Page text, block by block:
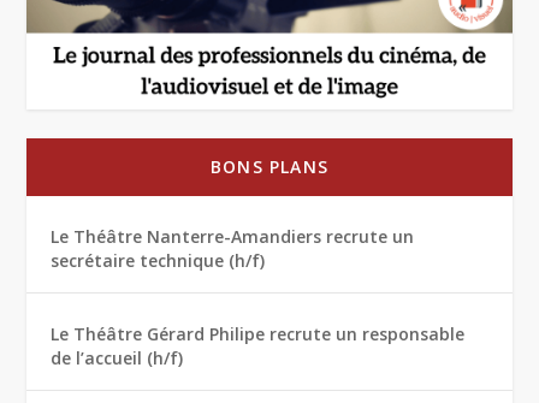
BONS PLANS
Le Théâtre Nanterre-Amandiers recrute un
secrétaire technique (h/f)
Le Théâtre Gérard Philipe recrute un responsable
de l’accueil (h/f)